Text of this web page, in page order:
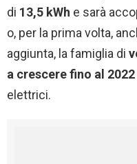
di 13,5 kWh e sarà
o, per la prima volta,
aggiunta, la famiglia di
a crescere fino al 2022
elettrici.